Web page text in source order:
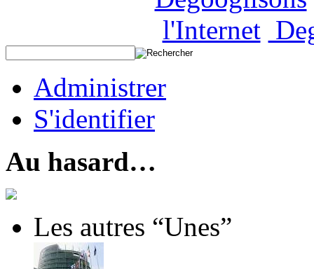
Administrer
S'identifier
Au hasard…
Les autres “Unes”